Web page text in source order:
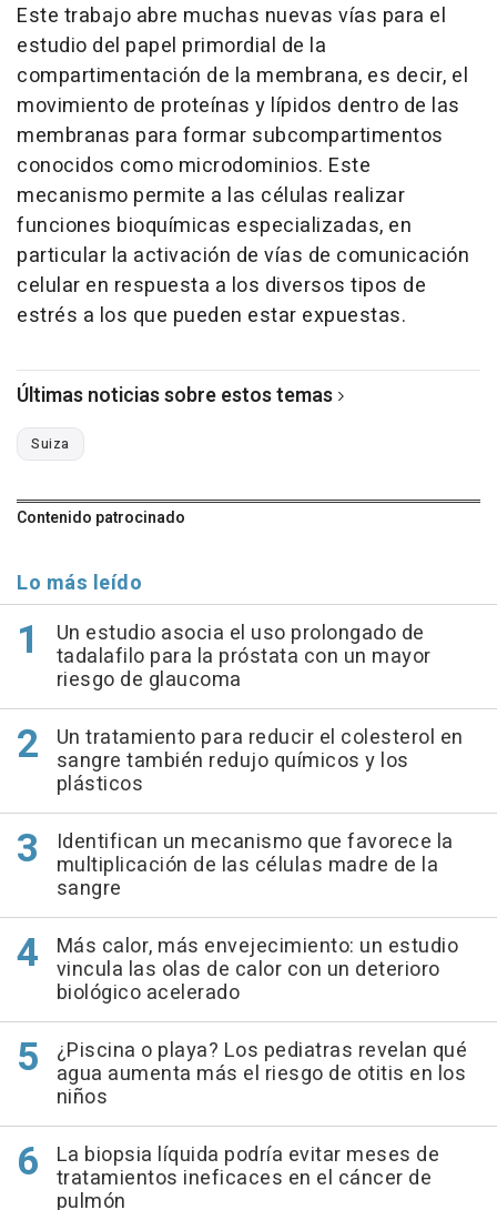
Este trabajo abre muchas nuevas vías para el
estudio del papel primordial de la
compartimentación de la membrana, es decir, el
movimiento de proteínas y lípidos dentro de las
membranas para formar subcompartimentos
conocidos como microdominios. Este
mecanismo permite a las células realizar
funciones bioquímicas especializadas, en
particular la activación de vías de comunicación
celular en respuesta a los diversos tipos de
estrés a los que pueden estar expuestas.
Últimas noticias sobre estos temas
Suiza
Contenido patrocinado
Lo más leído
Un estudio asocia el uso prolongado de
tadalafilo para la próstata con un mayor
riesgo de glaucoma
Un tratamiento para reducir el colesterol en
sangre también redujo químicos y los
plásticos
Identifican un mecanismo que favorece la
multiplicación de las células madre de la
sangre
Más calor, más envejecimiento: un estudio
vincula las olas de calor con un deterioro
biológico acelerado
¿Piscina o playa? Los pediatras revelan qué
agua aumenta más el riesgo de otitis en los
niños
La biopsia líquida podría evitar meses de
tratamientos ineficaces en el cáncer de
pulmón